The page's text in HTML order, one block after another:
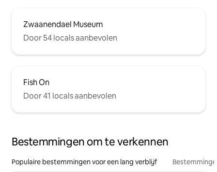
Zwaanendael Museum
Door 54 locals aanbevolen
Fish On
Door 41 locals aanbevolen
Bestemmingen om te verkennen
Populaire bestemmingen voor een lang verblijf